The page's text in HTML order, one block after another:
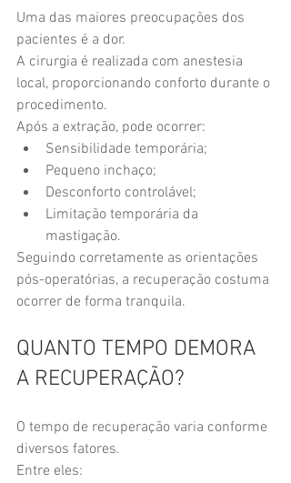
Uma das maiores preocupações dos
pacientes é a dor.
A cirurgia é realizada com anestesia
local, proporcionando conforto durante o
procedimento.
Após a extração, pode ocorrer:
Sensibilidade temporária;
Pequeno inchaço;
Desconforto controlável;
Limitação temporária da
mastigação.
Seguindo corretamente as orientações
pós-operatórias, a recuperação costuma
ocorrer de forma tranquila.
QUANTO TEMPO DEMORA
A RECUPERAÇÃO?
O tempo de recuperação varia conforme
diversos fatores.
Entre eles: